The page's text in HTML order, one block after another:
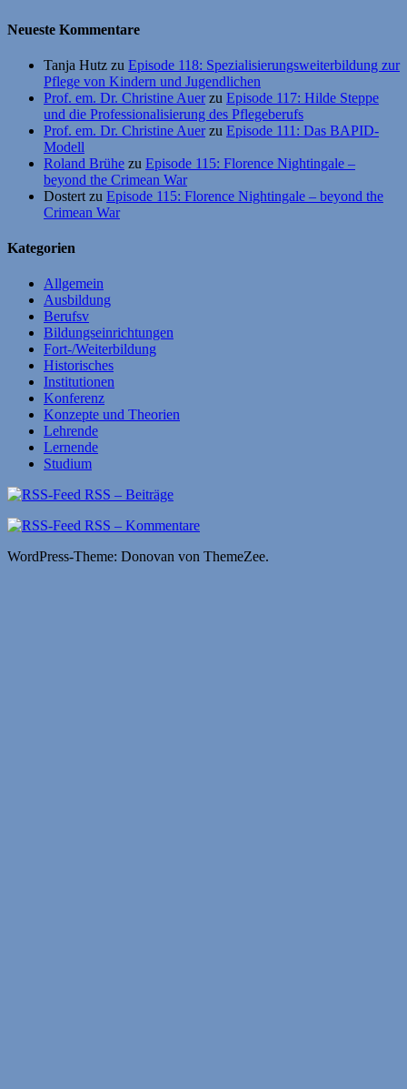
Neueste Kommentare
Tanja Hutz zu Episode 118: Spezialisierungsweiterbildung zur
Pflege von Kindern und Jugendlichen
Prof. em. Dr. Christine Auerzu Episode 117: Hilde Steppe
und die Professionalisierung des Pflegeberufs
Prof. em. Dr. Christine Auerzu Episode 111: Das BAPID-
Modell
Roland Brühe zu Episode 115: Florence Nightingale –
beyond the Crimean War
Dostert zu Episode 115: Florence Nightingale – beyond the
Crimean War
Kategorien
Allgemein
Ausbildung
Berufsv
Bildungseinrichtungen
Fort-/Weiterbildung
Historisches
Institutionen
Konferenz
Konzepte und Theorien
Lehrende
Lernende
Studium
RSS – Beiträge
RSS – Kommentare
WordPress-Theme: Donovan von ThemeZee.